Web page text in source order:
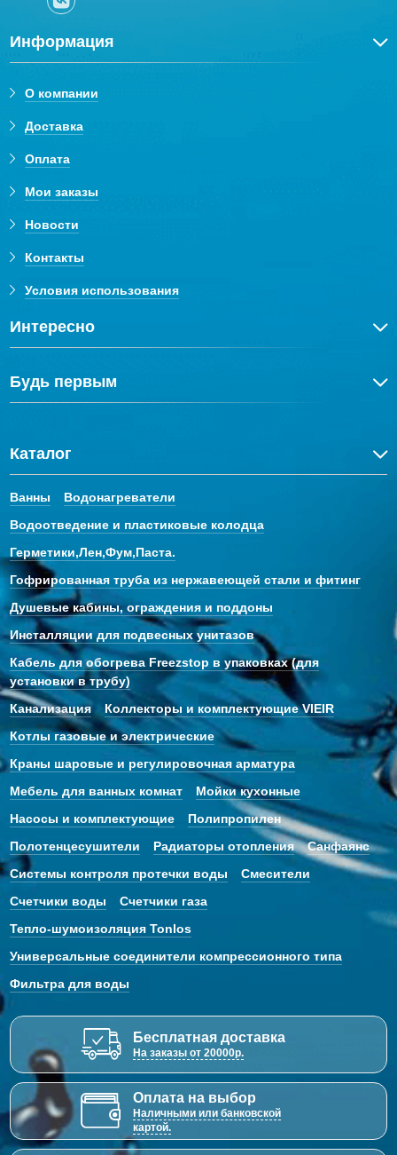
Информация
О компании
Доставка
Оплата
Мои заказы
Новости
Контакты
Условия использования
Интересно
Будь первым
Каталог
Ванны
Водонагреватели
Водоотведение и пластиковые колодца
Герметики,Лен,Фум,Паста.
Гофрированная труба из нержавеющей стали и фитинг
Душевые кабины, ограждения и поддоны
Инсталляции для подвесных унитазов
Кабель для обогрева Freezstop в упаковках (для
установки в трубу)
Канализация
Коллекторы и комплектующие VIEIR
Котлы газовые и электрические
Краны шаровые и регулировочная арматура
Мебель для ванных комнат
Мойки кухонные
Насосы и комплектующие
Полипропилен
Полотенцесушители
Радиаторы отопления
Санфаянс
Системы контроля протечки воды
Смесители
Счетчики воды
Счетчики газа
Тепло-шумоизоляция Tonlos
Универсальные соединители компрессионного типа
Фильтра для воды
Бесплатная доставка
На заказы от 20000р.
Оплата на выбор
Наличными или банковской
картой.